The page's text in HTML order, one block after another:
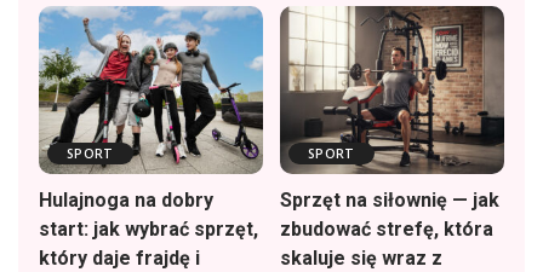
SPORT
Hulajnoga na dobry
start: jak wybrać sprzęt,
który daje frajdę i
SPORT
Sprzęt na siłownię — jak
zbudować strefę, która
skaluje się wraz z